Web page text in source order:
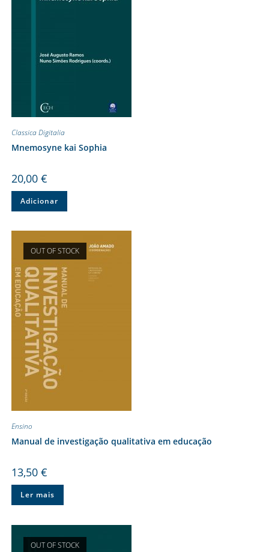
Classica Digitalia
Mnemosyne kai Sophia
20,00 €
Adicionar
OUT OF STOCK
Ensino
Manual de investigação qualitativa em educação
13,50 €
Ler mais
OUT OF STOCK